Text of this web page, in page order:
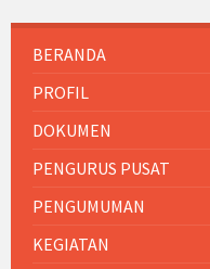
BERANDA
PROFIL
DOKUMEN
PENGURUS PUSAT
PENGUMUMAN
KEGIATAN